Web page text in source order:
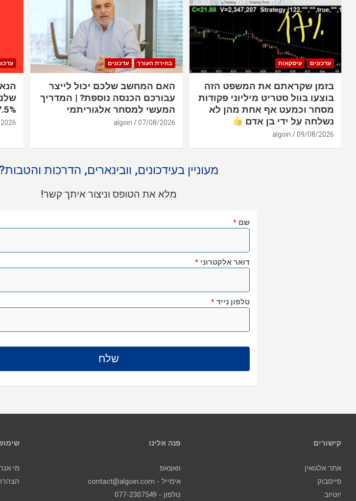
עדכונים עיסקאות
בזמן שקראתם את המשפט הזה
בוצעו בוול סטריט מיליוני פקודות
מסחר וכמעט אף אחת מהן לא
נשלחה על ידי בן אדם
09/08/2026
algoin
בחירת העורך עדכונים
האם המחשב שלכם יכול לייצר
עבורכם הכנסה נוספת? | המדריך
המעשי למסחר אלגוריתמי
07/08/2026
algoin
7.5%. וזה רק
מעוניין בעידכונים, וובינארים, הדרכות והטבות?
מלא את הטופס וניצור איתך קשר!
שם *
דואר אלקטרוני *
טלפון נייד *
קישורים
אתר אלגואין
פייסבוק
יוטיוב
פנה אלינו
וואצאפ
אימייל - contact@algoin.com
טלפון - 077-2307549
מי